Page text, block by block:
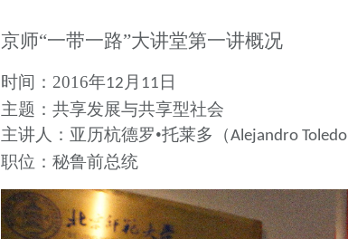
京师“一带一路”大讲堂第一讲概况
时间： 2016年12 月 11 日
主题： 共享发展与共享型社会
主讲人： 亚历杭德罗•托莱多（Alejandro Toledo
职位： 秘鲁前总统